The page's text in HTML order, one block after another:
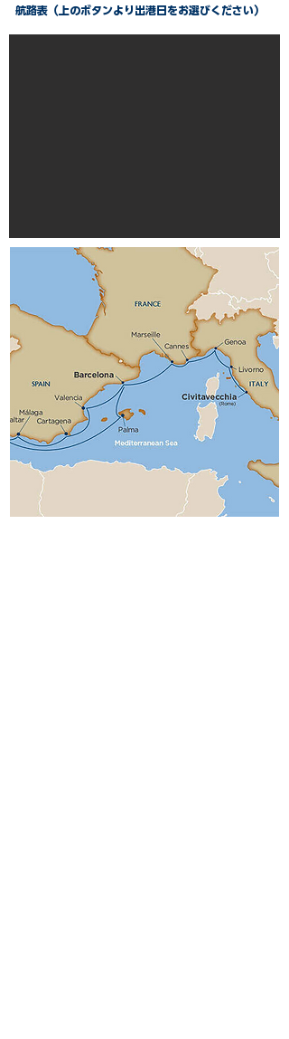
航路表（上のボタンより出港日をお選びください）